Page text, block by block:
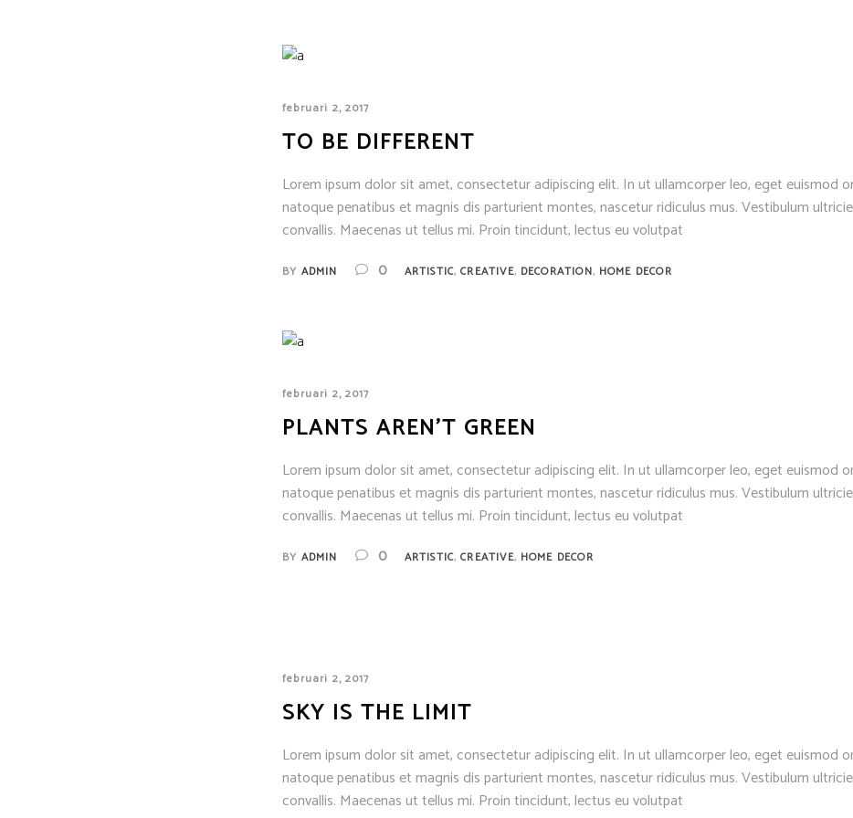
februari 2, 2017
TO BE DIFFERENT
Lorem ipsum dolor sit amet, consectetur adipiscing elit. In ut ullamcorper leo, eget euismod
natoque penatibus et magnis dis parturient montes, nascetur ridiculus mus. Vestibulum
convallis. Maecenas ut tellus mi. Proin tincidunt, lectus eu volutpat
BY ADMIN 0 ARTISTIC,CREATIVE, DECORATION, HOME DECOR
februari 2, 2017
PLANTS AREN’T GREEN
Lorem ipsum dolor sit amet, consectetur adipiscing elit. In ut ullamcorper leo, eget euismod
natoque penatibus et magnis dis parturient montes, nascetur ridiculus mus. Vestibulum
convallis. Maecenas ut tellus mi. Proin tincidunt, lectus eu volutpat
BY ADMIN 0 ARTISTIC,CREATIVE, HOME DECOR
februari 2, 2017
SKY IS THE LIMIT
Lorem ipsum dolor sit amet, consectetur adipiscing elit. In ut ullamcorper leo, eget euismod
natoque penatibus et magnis dis parturient montes, nascetur ridiculus mus. Vestibulum
convallis. Maecenas ut tellus mi. Proin tincidunt, lectus eu volutpat